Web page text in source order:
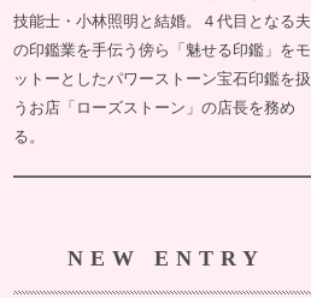
技能士・小林照明と結婚。４代目となる夫
の印鑑業を手伝う傍ら「魅せる印鑑」をモ
ットーとしたパワーストーン宝石印鑑を扱
うお店「ローズストーン」の店長を務め
る。
NEW ENTRY